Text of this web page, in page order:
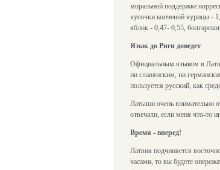
моральной поддержке
кусочки копченой курицы -
яблок - 0,47- 0,55,
Язык до Риги доведет
Официальным языком в
ни славянским, ни
пользуется русский, как
Латыши очень внимательно
отвечали, если меня что-то
Время - вперед!
Латвия подчиняется
часами, то вы будете